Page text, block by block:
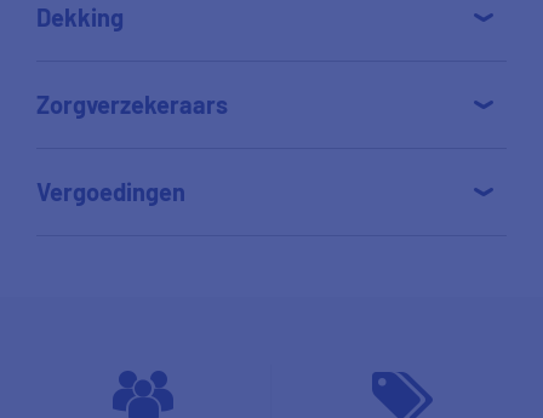
Dekking
Zorgverzekeraars
Vergoedingen